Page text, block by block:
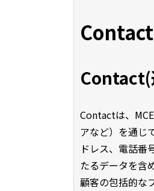
Contact(
Contactは、
アなど）を通じ
ドレス、電話番
たるデータを含
顧客の包括的な